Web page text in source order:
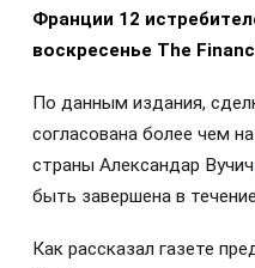
Франции 12
воскресенье The
По данным издания,
согласована более чем
страны Александар Вучич
быть завершена в
Как рассказал газете